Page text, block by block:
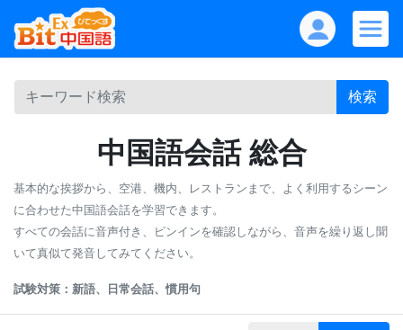
検索
中国語会話 総合
基本的な挨拶から、空港、機内、レストランまで、よく利用するシーン
に合わせた中国語会話を学習できます。
すべての会話に音声付き、ピンインを確認しながら、音声を繰り返し聞
いて真似て発音してみてください。
試験対策：新語、日常会話、慣用句